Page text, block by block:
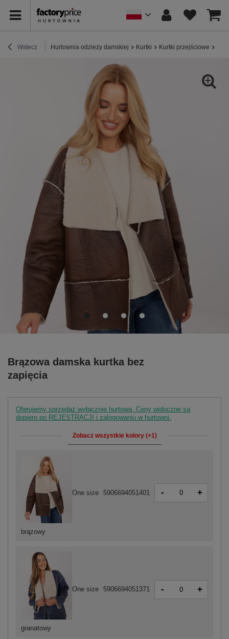
Wstecz Hurtownia odzieży damskiej Kurtki Kurtki przejściowe
Brązowa damska kurtka bez
zapięcia
Oferujemy sprzedaż wyłącznie hurtową. Ceny widoczne są
dopiero po REJESTRACJI i zalogowaniu w hurtowni.
Zobacz wszystkie kolory (+1)
granatowy
One size 5906694051371 - +
brązowy
One size 5906694051401 - +